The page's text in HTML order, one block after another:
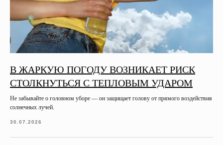
В ЖАРКУЮ ПОГОДУ ВОЗНИКАЕТ РИСК
СТОЛКНУТЬСЯ С ТЕПЛОВЫМ УДАРОМ
Не забывайте о головном уборе — он защищает голову от прямого воздействия
солнечных лучей.
30.07.2026